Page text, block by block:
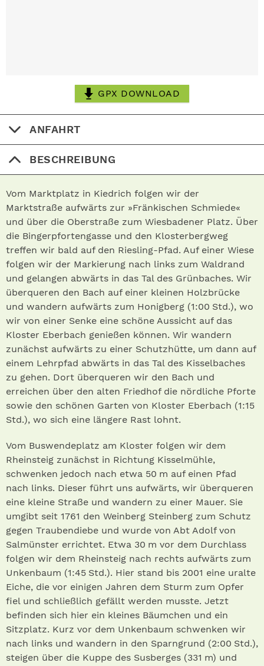
GPX DOWNLOAD
ANFAHRT
BESCHREIBUNG
Vom Marktplatz in Kiedrich folgen wir der
Marktstraße aufwärts zur »Fränkischen Schmiede«
und über die Oberstraße zum Wiesbadener Platz. Über
die Bingerpfortengasse und den Klosterbergweg
treffen wir bald auf den Riesling-Pfad. Auf einer Wiese
folgen wir der Markierung nach links zum Waldrand
und gelangen abwärts in das Tal des Grünbaches. Wir
überqueren den Bach auf einer kleinen Holzbrücke
und wandern aufwärts zum Honigberg (1:00 Std.), wo
wir von einer Senke eine schöne Aussicht auf das
Kloster Eberbach genießen können. Wir wandern
zunächst aufwärts zu einer Schutzhütte, um dann auf
einem Lehrpfad abwärts in das Tal des Kisselbaches
zu gehen. Dort überqueren wir den Bach und
erreichen über den alten Friedhof die nördliche Pforte
sowie den schönen Garten von Kloster Eberbach (1:15
Std.), wo sich eine längere Rast lohnt.
Vom Buswendeplatz am Kloster folgen wir dem
Rheinsteig zunächst in Richtung Kisselmühle,
schwenken jedoch nach etwa 50 m auf einen Pfad
nach links. Dieser führt uns aufwärts, wir überqueren
eine kleine Straße und wandern zu einer Mauer. Sie
umgibt seit 1761 den Weinberg Steinberg zum Schutz
gegen Traubendiebe und wurde von Abt Adolf von
Salmünster errichtet. Etwa 30 m vor dem Durchlass
folgen wir dem Rheinsteig nach rechts aufwärts zum
Unkenbaum (1:45 Std.). Hier stand bis 2001 eine uralte
Eiche, die vor einigen Jahren dem Sturm zum Opfer
fiel und schließlich gefällt werden musste. Jetzt
befinden sich hier ein kleines Bäumchen und ein
Sitzplatz. Kurz vor dem Unkenbaum schwenken wir
nach links und wandern in den Sparngrund (2:00 Std.),
steigen über die Kuppe des Susberges (331 m) und